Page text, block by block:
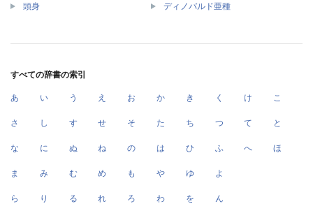
頭身 ディノバルド亜種
すべての辞書の索引
あ い う え お か き く け こ
さ し す せ そ た ち つ て と
な に ぬ ね の は ひ ふ へ ほ
ま み む め も や ゆ よ
ら り る れ ろ わ を ん